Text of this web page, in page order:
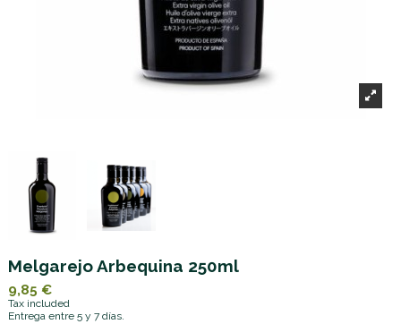
Melgarejo Arbequina 250ml
9,85 €
Tax included
Entrega entre 5 y 7 días.